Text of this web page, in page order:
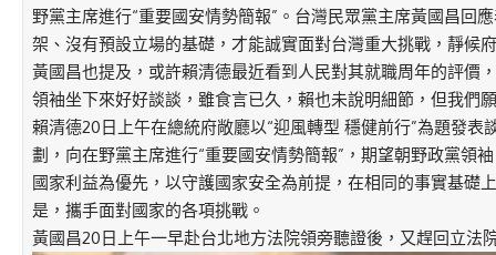
野黨主席進行“重要國安情勢簡報”。台灣民眾黨主席黃國昌回
架、沒有預設立場的基礎，才能誠實面對台灣重大挑戰，靜候
黃國昌也提及，或許賴清德最近看到人民對其就職周年的評價
領袖坐下來好好談談，雖食言已久，賴也未說明細節，但我們
賴清德20日上午在總統府敞廳以“迎風轉型 穩健前行”為題發表
劃，向在野黨主席進行“重要國安情勢簡報”，期望朝野政黨領
國家利益為優先，以守護國家安全為前提，在相同的事實基礎
是，攜手面對國家的各項挑戰。
黃國昌20日上午一早赴台北地方法院領旁聽證後，又趕回立法